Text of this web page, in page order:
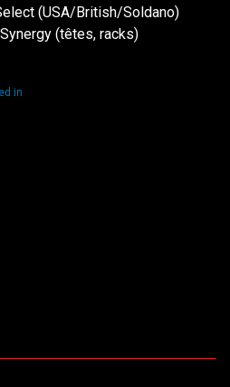
(USA/British/Soldano)
(têtes, racks)
in